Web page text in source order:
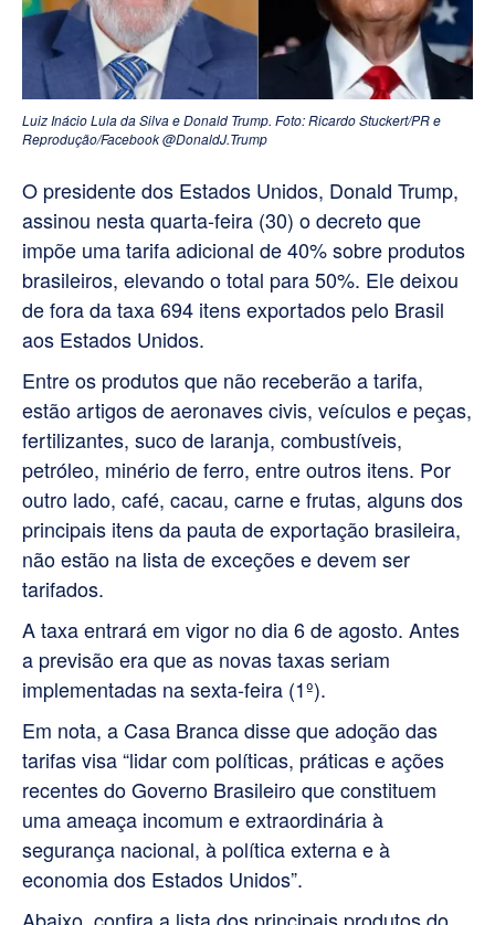
Luiz Inácio Lula da Silva e Donald Trump. Foto: Ricardo Stuckert/PR e
Reprodução/Facebook @DonaldJ.Trump
O presidente dos Estados Unidos, Donald Trump,
assinou nesta quarta-feira (30) o decreto que
impõe uma tarifa adicional de 40% sobre produtos
brasileiros, elevando o total para 50%. Ele deixou
de fora da taxa 694 itens exportados pelo Brasil
aos Estados Unidos.
Entre os produtos que não receberão a tarifa,
estão artigos de aeronaves civis, veículos e peças,
fertilizantes, suco de laranja, combustíveis,
petróleo, minério de ferro, entre outros itens. Por
outro lado, café, cacau, carne e frutas, alguns dos
principais itens da pauta de exportação brasileira,
não estão na lista de exceções e devem ser
tarifados.
A taxa entrará em vigor no dia 6 de agosto. Antes
a previsão era que as novas taxas seriam
implementadas na sexta-feira (1º).
Em nota, a Casa Branca disse que adoção das
tarifas visa “lidar com políticas, práticas e ações
recentes do Governo Brasileiro que constituem
uma ameaça incomum e extraordinária à
segurança nacional, à política externa e à
economia dos Estados Unidos”.
Abaixo, confira a lista dos principais produtos do